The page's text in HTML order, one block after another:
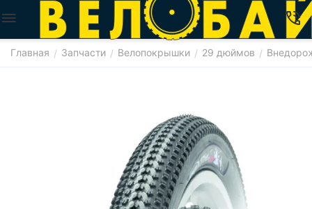
Главная / Запчасти / Велопокрышки / 29 дюймов /